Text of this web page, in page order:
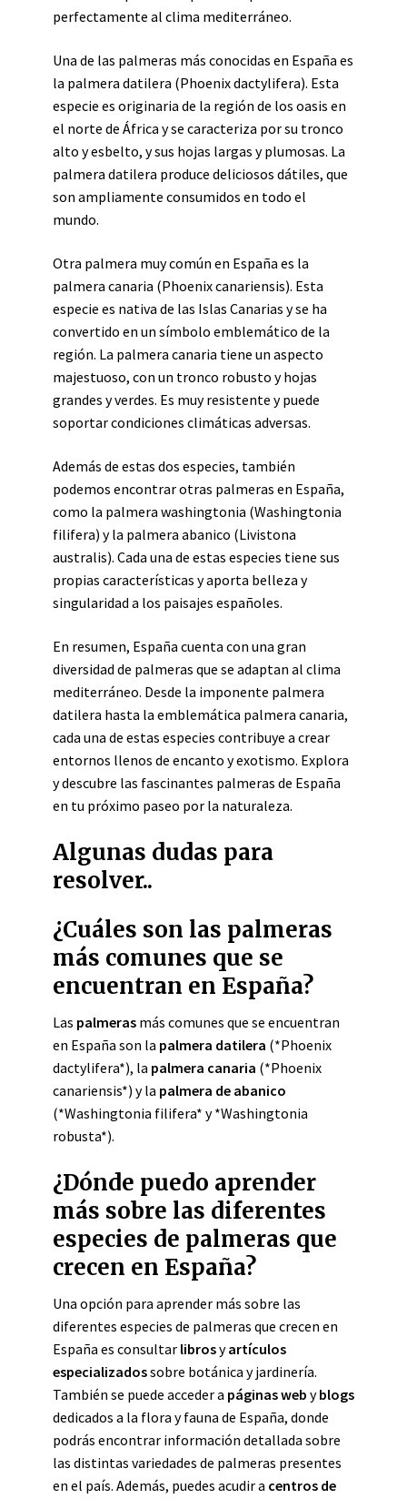
perfectamente al clima mediterráneo.
Una de las palmeras más conocidas en España es
la palmera datilera (Phoenix dactylifera). Esta
especie es originaria de la región de los oasis en
el norte de África y se caracteriza por su tronco
alto y esbelto, y sus hojas largas y plumosas. La
palmera datilera produce deliciosos dátiles, que
son ampliamente consumidos en todo el
mundo.
Otra palmera muy común en España es la
palmera canaria (Phoenix canariensis). Esta
especie es nativa de las Islas Canarias y se ha
convertido en un símbolo emblemático de la
región. La palmera canaria tiene un aspecto
majestuoso, con un tronco robusto y hojas
grandes y verdes. Es muy resistente y puede
soportar condiciones climáticas adversas.
Además de estas dos especies, también
podemos encontrar otras palmeras en España,
como la palmera washingtonia (Washingtonia
filifera) y la palmera abanico (Livistona
australis). Cada una de estas especies tiene sus
propias características y aporta belleza y
singularidad a los paisajes españoles.
En resumen, España cuenta con una gran
diversidad de palmeras que se adaptan al clima
mediterráneo. Desde la imponente palmera
datilera hasta la emblemática palmera canaria,
cada una de estas especies contribuye a crear
entornos llenos de encanto y exotismo. Explora
y descubre las fascinantes palmeras de España
en tu próximo paseo por la naturaleza.
Algunas dudas para
resolver..
¿Cuáles son las palmeras
más comunes que se
encuentran en España?
Las palmeras más comunes que se encuentran
en España son la palmera datilera (*Phoenix
dactylifera*), la palmera canaria (*Phoenix
canariensis*) y la palmera de abanico
(*Washingtonia filifera* y *Washingtonia
robusta*).
¿Dónde puedo aprender
más sobre las diferentes
especies de palmeras que
crecen en España?
Una opción para aprender más sobre las
diferentes especies de palmeras que crecen en
España es consultar librosyartículos
especializadossobre botánica y jardinería.
También se puede acceder a páginas web yblogs
dedicados a la flora y fauna de España, donde
podrás encontrar información detallada sobre
las distintas variedades de palmeras presentes
en el país. Además, puedes acudir a centros de